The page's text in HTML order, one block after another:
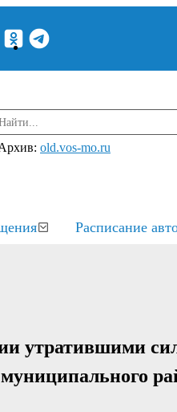
old.vos-mo.ru
Расписание
утратившими